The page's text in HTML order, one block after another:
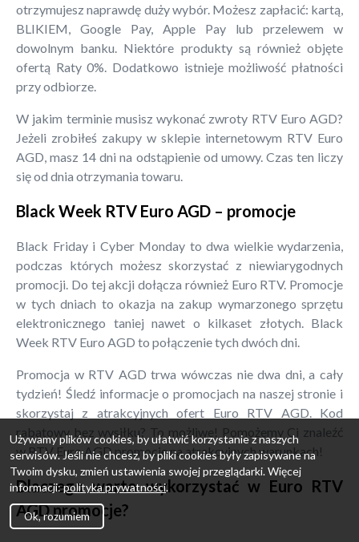
otrzymujesz naprawdę duży wybór. Możesz zapłacić: kartą,
BLIKIEM, Google Pay, Apple Pay lub przelewem w
dowolnym banku. Niektóre produkty są również objęte
ofertą Raty 0%. Dodatkowo istnieje możliwość płatności
przy odbiorze.
W jakim terminie musisz wykonać zwroty RTV Euro AGD?
Jeżeli zrobiłeś zakupy w sklepie internetowym RTV Euro
AGD, masz 14 dni na odstąpienie od umowy. Czas ten liczy
się od dnia otrzymania towaru.
Black Week RTV Euro AGD – promocje
Black Friday i Cyber Monday to dwa wielkie wydarzenia,
podczas których możesz skorzystać z niewiarygodnych
promocji. Do tej akcji dołącza również Euro RTV. Promocje
w tych dniach to okazja na zakup wymarzonego sprzętu
elektronicznego taniej nawet o kilkaset złotych. Black
Week RTV Euro AGD to połączenie tych dwóch dni.
Promocja w RTV AGD trwa wówczas nie dwa dni, a cały
tydzień! Śledź informacje o promocjach na naszej stronie i
skorzystaj z atrakcyjnych ofert Euro RTV AGD. Kod
rabatowy bez wysiłku? To możliwe! Pomożemy Ci znaleźć
w RTV Euro AGD promocje na atrakcyjnych warunkach!
Dlaczego warto wykorzystać w Euro RTV
AGD promocje?
Używamy plików cookies, by ułatwić korzystanie z naszych
serwisów. Jeśli nie chcesz, by pliki cookies były zapisywane na
Twoim dysku, zmień ustawienia swojej przeglądarki. Więcej
informacji:polityka prywatności.
Ok, rozumiem